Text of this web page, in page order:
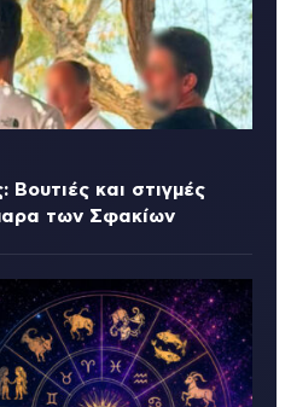
και στιγμές
των Σφακίων